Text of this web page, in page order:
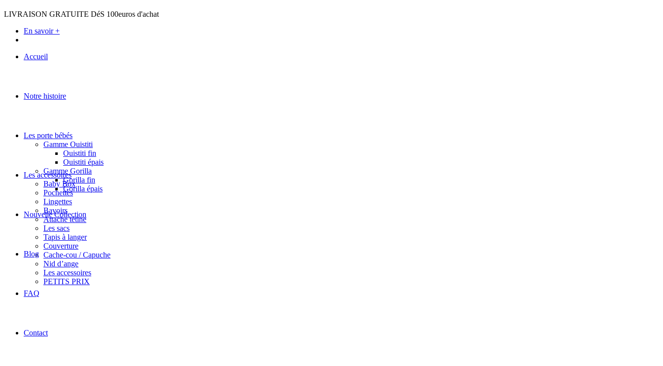
LIVRAISON GRATUITE DéS 100euros d'achat
En savoir +
Accueil
Notre histoire
Les porte bébés
Gamme Ouistiti
Ouistiti fin
Ouistiti épais
Gamme Gorilla
Gorilla fin
Gorilla épais
Les accessoires
Baby Box
Pochettes
Lingettes
Bavoirs
Attache tétine
Les sacs
Tapis à langer
Couverture
Cache-cou / Capuche
Nid d’ange
Les accessoires
PETITS PRIX
Nouvelle Collection
Blog
FAQ
Contact